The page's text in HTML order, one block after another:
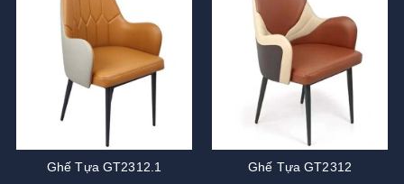
Ghế Tựa GT2312.1 Ghế Tựa GT2312